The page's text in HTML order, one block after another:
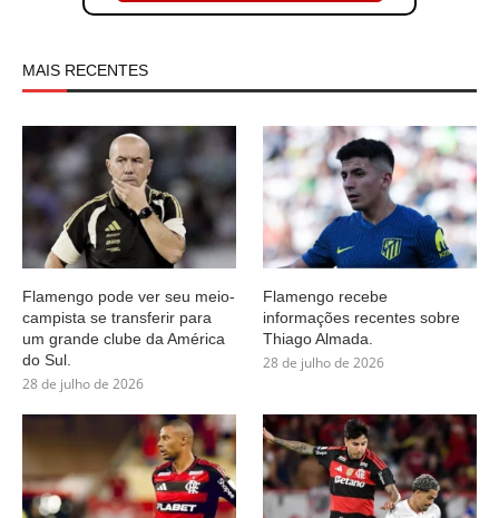
MAIS RECENTES
Flamengo pode ver seu meio-
campista se transferir para
um grande clube da América
do Sul.
28 de julho de 2026
Flamengo recebe
informações recentes sobre
Thiago Almada.
28 de julho de 2026